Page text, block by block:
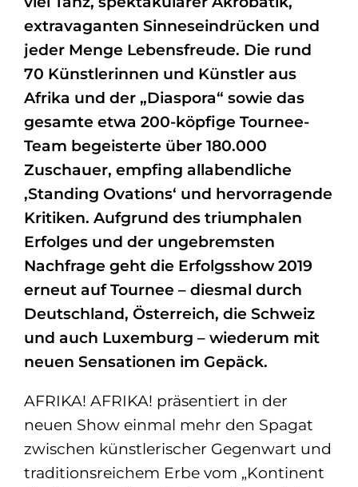
extravaganten Sinneseindrücken und
jeder Menge Lebensfreude. Die rund
70 Künstlerinnen und Künstler aus
Afrika und der „Diaspora“ sowie das
gesamte etwa 200-köpfige Tournee-
Team begeisterte über 180.000
Zuschauer, empfing allabendliche
‚Standing Ovations‘ und hervorragende
Kritiken. Aufgrund des triumphalen
Erfolges und der ungebremsten
Nachfrage geht die Erfolgsshow 2019
erneut auf Tournee – diesmal durch
Deutschland, Österreich, die Schweiz
und auch Luxemburg – wiederum mit
neuen Sensationen im Gepäck.
AFRIKA! AFRIKA! präsentiert in der
neuen Show einmal mehr den Spagat
zwischen künstlerischer Gegenwart und
traditionsreichem Erbe vom „Kontinent